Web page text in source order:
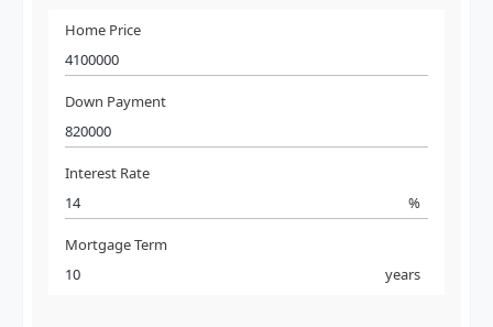
Home Price
Down Payment
Interest Rate
%
Mortgage Term
years